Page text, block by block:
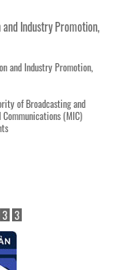
Industry Promotion,
and Industry Promotion,
of Broadcasting and
(MIC)
3 3